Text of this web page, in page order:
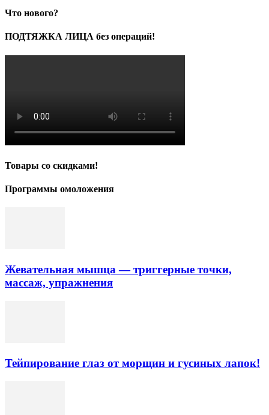
Что нового?
ПОДТЯЖКА ЛИЦА без операций!
Товары со скидками!
Программы омоложения
Жевательная мышца — триггерные точки,
массаж, упражнения
Тейпирование глаз от морщин и гусиных лапок!